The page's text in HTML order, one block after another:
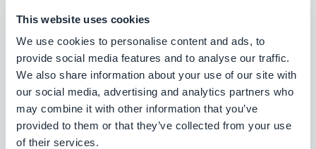
This website uses cookies
We use cookies to personalise content and ads, to
provide social media features and to analyse our traffic.
We also share information about your use of our site with
our social media, advertising and analytics partners who
may combine it with other information that you’ve
provided to them or that they’ve collected from your use
of their services.
If you're not sure what you can do with the
Advanced Edition extension, or if you can't get